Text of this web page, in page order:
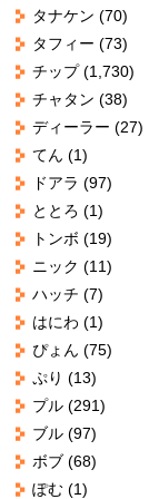
タナケン (70)
タフィー (73)
チップ(1,730)
チャタン (38)
ディーラー (27)
てん (1)
ドアラ (97)
ととろ (1)
トンボ (19)
ニック (11)
ハッチ (7)
はにわ (1)
ぴょん (75)
ぷり (13)
プル(291)
ブル(97)
ボブ(68)
ぽむ(1)